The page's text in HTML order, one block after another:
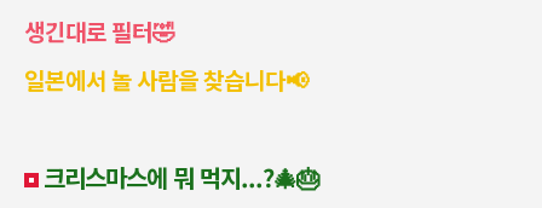
생긴대로 필터🤣
일본에서 놀 사람을 찾습니다📢
크리스마스에 뭐 먹지...?🎄🎂